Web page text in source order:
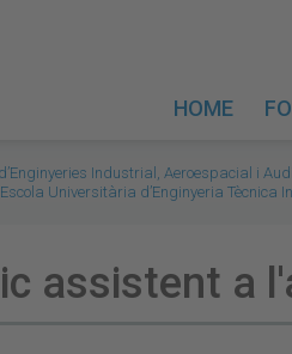
HOME
Industrial, Aeroespacial i
Universitària d’Enginyeria Tècnica
assistent a